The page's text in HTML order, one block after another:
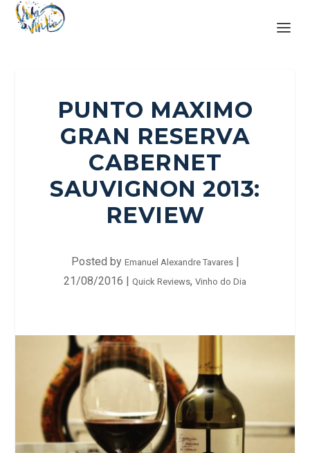
PUNTO MAXIMO
GRAN RESERVA
CABERNET
SAUVIGNON 2013:
REVIEW
Posted by Emanuel Alexandre Tavares|
21/08/2016 | Quick Reviews, Vinho do Dia